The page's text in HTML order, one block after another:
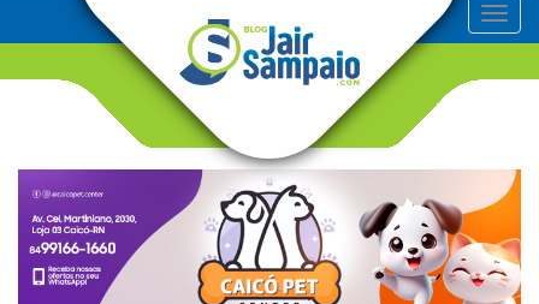
T
o
v
g
t
i
o